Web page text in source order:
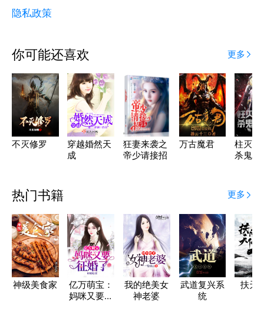
隐私政策
你可能还喜欢 更多
不灭修罗
穿越婚然天
成
狂妻来袭之
帝少请接招
万古魔君
柱灭之
杀鬼就
热门书籍 更多
神级美食家
亿万萌宝：
妈咪又要征
我的绝美女
神老婆
武道复兴系
统
扶天